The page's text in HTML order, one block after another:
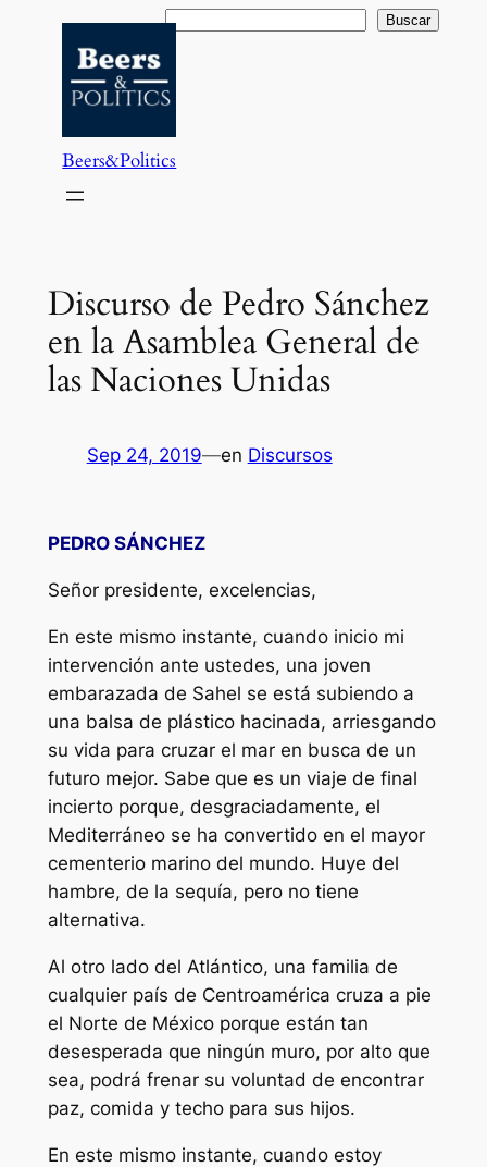
contenido
Buscar Buscar
Beers&Politics
Discurso de Pedro Sánchez
en la Asamblea General de
las Naciones Unidas
Sep 24, 2019—en Discursos
PEDRO SÁNCHEZ
Señor presidente, excelencias,
En este mismo instante, cuando inicio mi
intervención ante ustedes, una joven
embarazada de Sahel se está subiendo a
una balsa de plástico hacinada, arriesgando
su vida para cruzar el mar en busca de un
futuro mejor. Sabe que es un viaje de final
incierto porque, desgraciadamente, el
Mediterráneo se ha convertido en el mayor
cementerio marino del mundo. Huye del
hambre, de la sequía, pero no tiene
alternativa.
Al otro lado del Atlántico, una familia de
cualquier país de Centroamérica cruza a pie
el Norte de México porque están tan
desesperada que ningún muro, por alto que
sea, podrá frenar su voluntad de encontrar
paz, comida y techo para sus hijos.
En este mismo instante, cuando estoy